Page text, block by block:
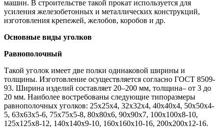
машин. В строительстве такой прокат используется для
усиления железобетонных и металлических конструкций,
изготовления крепежей, желобов, коробов и др.
Основные виды уголков
Равнополочный
Такой уголок имеет две полки одинаковой ширины и
толщины. Изготовление осуществляется согласно ГОСТ 8509-
93. Ширина изделий составляет 20–200 мм, толщина– от 3 до
20 мм. Наиболее востребованы следующие типоразмеры
равнополочных уголков: 25х25х4, 32х32х4, 40х40х4, 50х50х4-
5, 63х63х5-6, 75х75х5-8, 80х80х6, 90х90х7, 100х100х8-10,
125х125х8-12, 140х140х9-10, 160х160х10-16, 200х200х12-16.